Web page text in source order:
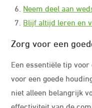
Neem deel aan
Blijf altijd leren en
Zorg voor een
Een essentiële tip
voor een goede
niet alleen belangrijk